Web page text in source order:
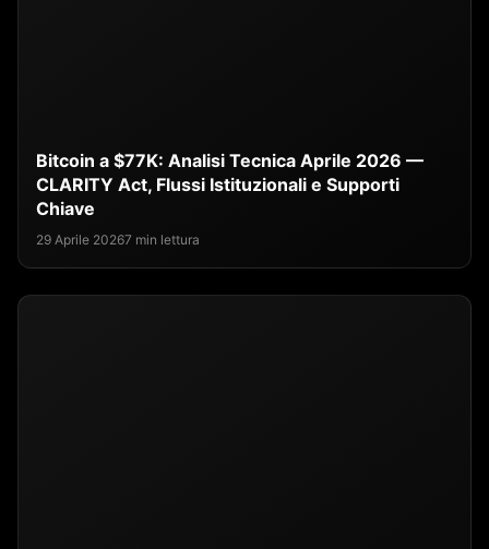
Bitcoin a $77K: Analisi Tecnica Aprile 2026 —
CLARITY Act, Flussi Istituzionali e Supporti
Chiave
29 Aprile 20267 min lettura